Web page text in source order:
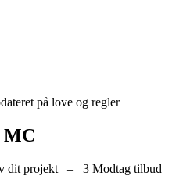
på love og regler
MC
dit projekt – 3 Modtag tilbud